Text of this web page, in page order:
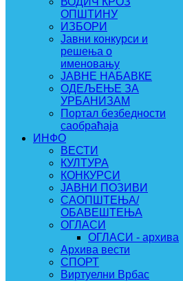
ОПШТИНУ
ИЗБОРИ
Јавни конкурси и
решења о
именовању
ЈАВНЕ НАБАВКЕ
ОДЕЉЕЊЕ ЗА
УРБАНИЗАМ
Портал безбедности
саобраћаја
ИНФО
ВЕСТИ
КУЛТУРА
КОНКУРСИ
ЈАВНИ ПОЗИВИ
САОПШТЕЊА/
ОБАВЕШТЕЊА
ОГЛАСИ
ОГЛАСИ - архива
Архива вести
СПОРТ
Виртуелни Врбас